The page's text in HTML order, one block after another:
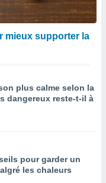
mieux supporter la
plus calme selon la
dangereux reste-t-il à
pour garder un
les chaleurs